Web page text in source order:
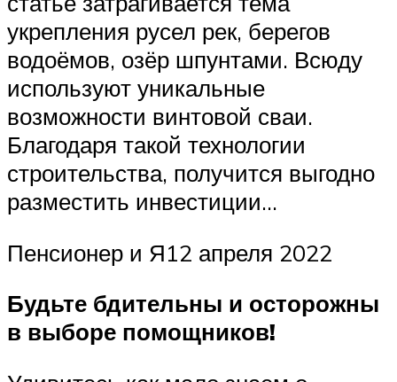
укрепления русел рек, берегов
водоёмов, озёр шпунтами. Всюду
используют уникальные
возможности винтовой сваи.
Благодаря такой технологии
строительства, получится выгодно
разместить инвестиции…
Пенсионер и Я12 апреля 2022
Будьте бдительны и осторожны
в выборе помощников!